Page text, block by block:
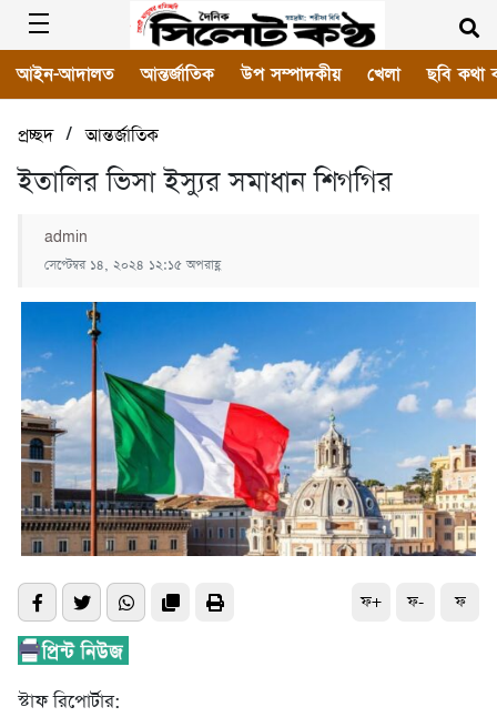
আইন-আদালত আন্তর্জাতিক উপ সম্পাদকীয় খেলা ছবি কথা
প্রচ্ছদ/আন্তর্জাতিক
ইতালির ভিসা ইস্যুর সমাধান শিগগির
admin
সেপ্টেম্বর ১৪, ২০২৪ ১২:১৫ অপরাহ্ণ
ফ+ ফ- ফ
স্টাফ রিপোর্টার: